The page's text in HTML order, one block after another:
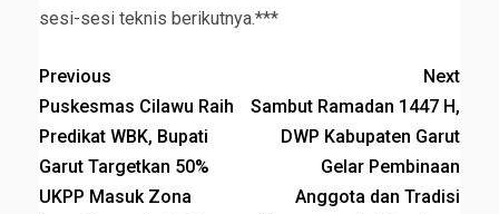
sesi-sesi teknis berikutnya.***
Previous
Puskesmas Cilawu Raih
Predikat WBK, Bupati
Garut Targetkan 50%
UKPP Masuk Zona
Next
Sambut Ramadan 1447 H,
DWP Kabupaten Garut
Gelar Pembinaan
Anggota dan Tradisi